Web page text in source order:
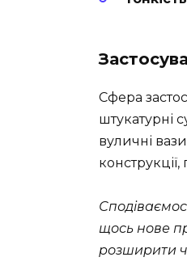
Сфера
штукатурні
вуличні
щось нове
розширити